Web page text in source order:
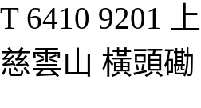
T 6410 9201
慈雲山 橫頭